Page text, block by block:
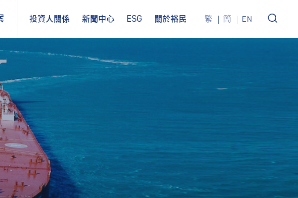
投資人關係 新聞中心 ESG 關於裕民 繁 簡 EN